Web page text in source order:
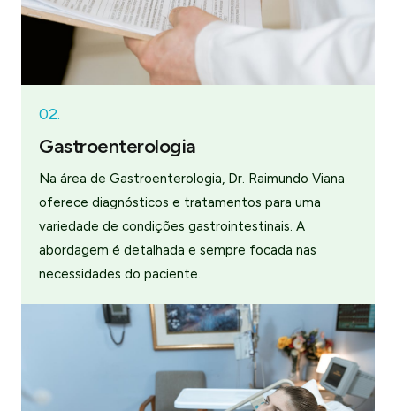
02.
Gastroenterologia
Na área de Gastroenterologia, Dr. Raimundo Viana
oferece diagnósticos e tratamentos para uma
variedade de condições gastrointestinais. A
abordagem é detalhada e sempre focada nas
necessidades do paciente.